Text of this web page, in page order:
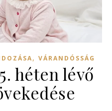
, VÁRANDÓSSÁG
héten lévő